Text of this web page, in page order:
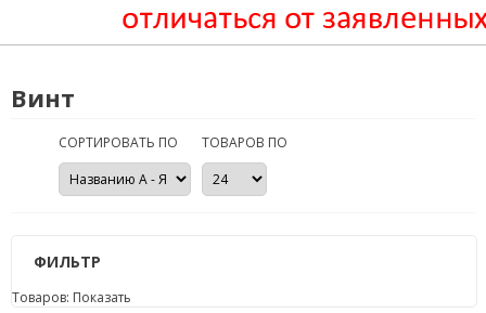
Винт
СОРТИРОВАТЬ ПО ТОВАРОВ ПО
ФИЛЬТР
Товаров: Показать